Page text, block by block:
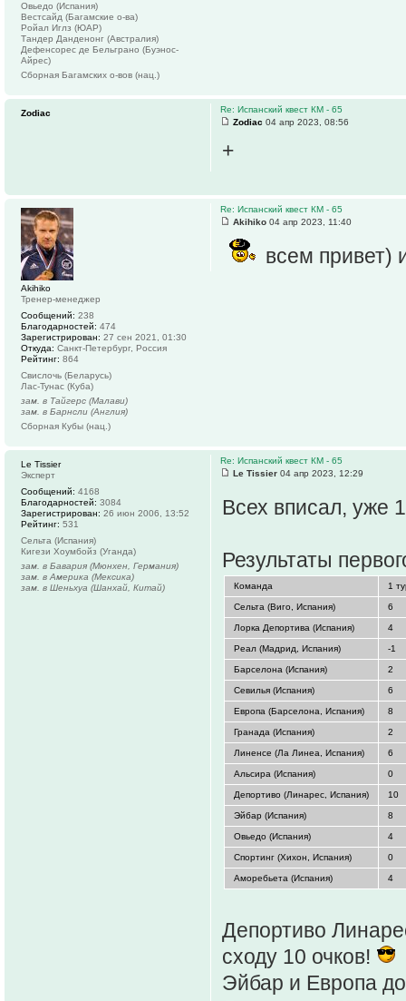
Овьедо (Испания)
Вестсайд (Багамские о-ва)
Ройал Иглз (ЮАР)
Тандер Данденонг (Австралия)
Дефенсорес де Бельграно (Буэнос-
Айрес)
Сборная Багамских о-вов (нац.)
Re: Испанский квест КМ - 65
Zodiac 04 апр 2023, 08:56
+
Zodiac
Re: Испанский квест КМ - 65
Akihiko 04 апр 2023, 11:40
всем привет)
Akihiko
Тренер-менеджер
Сообщений: 238
Благодарностей: 474
Зарегистрирован: 27 сен 2021, 01:30
Откуда: Санкт-Петербург, Россия
Рейтинг: 864
Свислочь (Беларусь)
Лас-Тунас (Куба)
зам. в Тайгерс (Малави)
зам. в Барнсли (Англия)
Сборная Кубы (нац.)
Re: Испанский квест КМ - 65
Le Tissier 04 апр 2023, 12:29
Всех вписал, уже
Результаты
Команда 1
Сельта (Виго, Испания) 6
Лорка Депортива (Испания) 4
Реал (Мадрид, Испания) -1
Барселона (Испания) 2
Севилья (Испания) 6
Европа (Барселона, Испания) 8
Гранада (Испания) 2
Линенсе (Ла Линеа, Испания) 6
Альсира (Испания) 0
Депортиво (Линарес, Испания) 10
Эйбар (Испания) 8
Овьедо (Испания) 4
Спортинг (Хихон, Испания) 0
Аморебьета (Испания) 4
Депортиво
сходу 10 очков!
Эйбар и Европа
Le Tissier
Эксперт
Сообщений: 4168
Благодарностей: 3084
Зарегистрирован: 26 июн 2006, 13:52
Рейтинг: 531
Сельта (Испания)
Кигези Хоумбойз (Уганда)
зам. в Бавария (Мюнхен, Германия)
зам. в Америка (Мексика)
зам. в Шеньхуа (Шанхай, Китай)